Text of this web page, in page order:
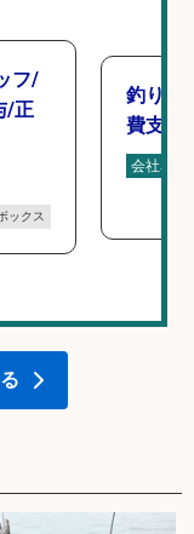
フ/
/正
ックス
釣り具
費支給
会社名